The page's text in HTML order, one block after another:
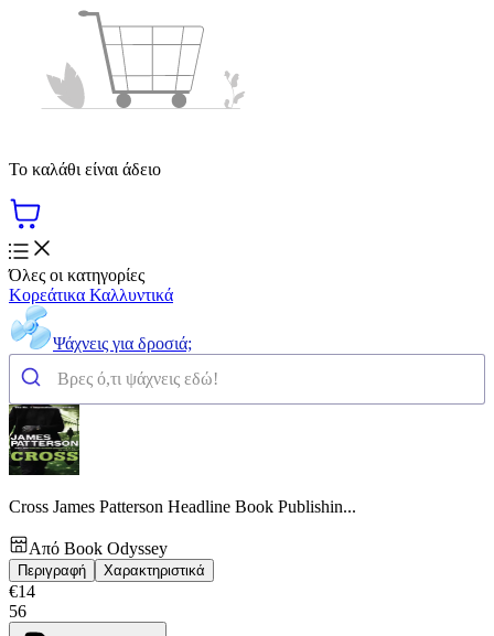
Το καλάθι είναι άδειο
Όλες οι κατηγορίες
Κορεάτικα Καλλυντικά
Ψάχνεις για δροσιά;
Cross James Patterson Headline Book Publishin...
Από Book Odyssey
Περιγραφή Χαρακτηριστικά
€14
56